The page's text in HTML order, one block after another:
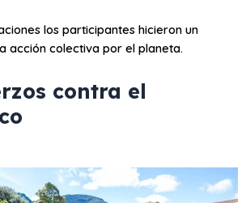
los participantes hicieron un
acción colectiva por el planeta.
contra el